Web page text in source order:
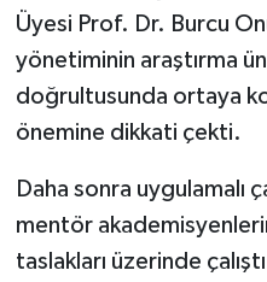
Üyesi Prof. Dr. Burcu
yönetiminin araştırma
doğrultusunda ortaya
önemine dikkati çekti.
Daha sonra uygulamalı
mentör
taslakları üzerinde